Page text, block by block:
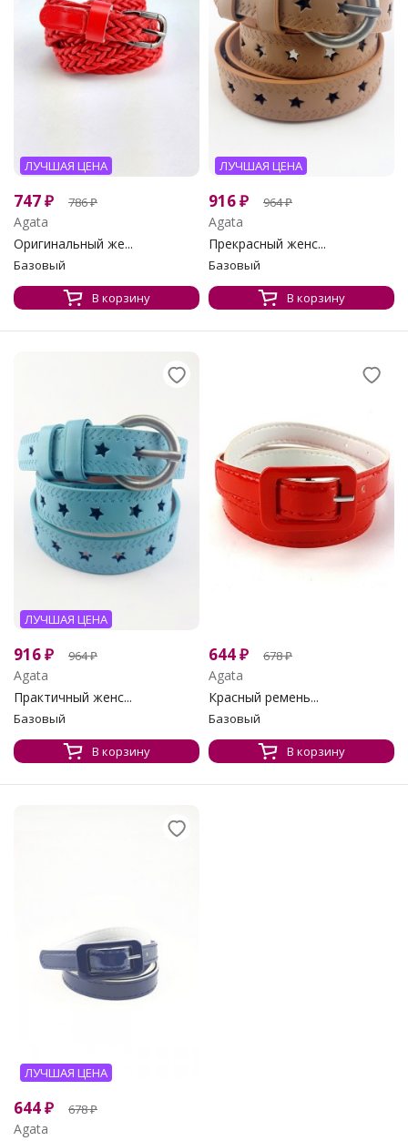
ЛУЧШАЯ ЦЕНА
747₽ 786₽
Agata
Оригинальный же...
Базовый
В корзину
ЛУЧШАЯ ЦЕНА
916₽ 964₽
Agata
Прекрасный женс...
Базовый
В корзину
ЛУЧШАЯ ЦЕНА
916₽ 964₽
Agata
Практичный женс...
Базовый
В корзину
644₽ 678₽
Agata
Красный ремень...
Базовый
В корзину
ЛУЧШАЯ ЦЕНА
644₽ 678₽
Agata